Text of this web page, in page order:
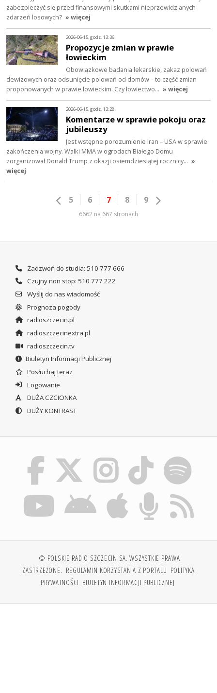
zabezpieczyć się przed finansowymi skutkami nieprzewidzianych
zdarzeń losowych? » więcej
2026-06-15, godz. 13:36
Propozycje zmian w prawie
łowieckim
Obowiązkowe badania lekarskie, zakaz polowań
dewizowych oraz odsunięcie polowań od domów – to część zmian
proponowanych w prawie łowieckim. Czy łowiectwo… » więcej
2026-06-15, godz. 13:28
Komentarze w sprawie pokoju oraz
jubileuszy
Jest wstępne porozumienie Iran – USA w sprawie
zakończenia wojny. Walki MMA w ogrodach Białego Domu
zorganizował Donald Trump z okazji osiemdziesiątej rocznicy… »
więcej
5 6 7 8 9
6662 na 667 stronach
Zadzwoń do studia: 510 777 666
Czujny non stop: 510 777 222
Wyślij do nas wiadomość
Prognoza pogody
radioszczecin.pl
radioszczecinextra.pl
radioszczecin.tv
Biuletyn Informacji Publicznej
Posłuchaj teraz
Logowanie
DUŻA CZCIONKA
DUŻY KONTRAST
© POLSKIE RADIO SZCZECIN SA. WSZYSTKIE PRAWA
ZASTRZEŻONE. REGULAMIN KORZYSTANIA Z PORTALU POLITYKA
PRYWATNOŚCI BIULETYN INFORMACJI PUBLICZNEJ